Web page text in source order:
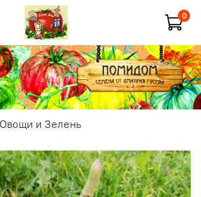
0
и Зелень